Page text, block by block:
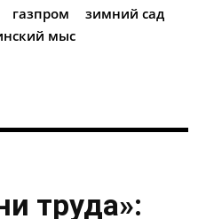
газпром
зимний сад
мыс
труда»: